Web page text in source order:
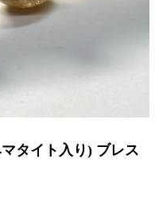
タイト入り) ブレス